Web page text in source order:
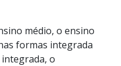
médio, o ensino
formas integrada
o